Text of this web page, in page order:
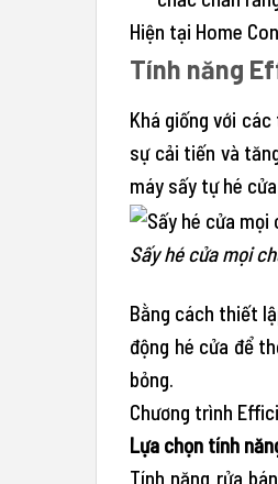
Hiện tại Home
Tính năng
Khá giống với
sự cải tiến và
máy sấy tự hé
Sấy hé cửa mọi
Bằng cách thiết
động hé cửa để
bỏng.
Chương trình
Lựa chọn tính
Tính năng rửa